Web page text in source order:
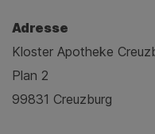
Adresse
Kloster Apotheke
Plan 2
99831 Creuzburg